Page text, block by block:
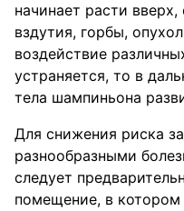
начинает расти
вздутия, горбы,
воздействие
устраняется, то в
тела шампиньона
Для снижения риска
разнообразными
следует
помещение, в котором